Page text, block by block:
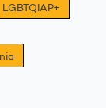
LGBTQIAP+